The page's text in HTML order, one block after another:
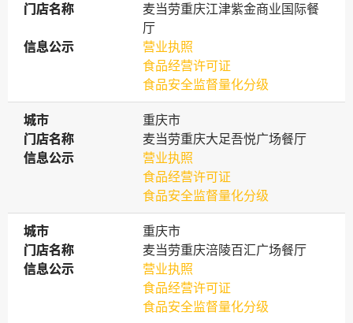
门店名称
门店名称
麦当劳重庆江津紫金商业国际餐
厅
信息公示
信息公示
营业执照
食品经营许可证
食品安全监督量化分级
城市
城市
重庆市
门店名称
门店名称
麦当劳重庆大足吾悦广场餐厅
信息公示
信息公示
营业执照
食品经营许可证
食品安全监督量化分级
城市
城市
重庆市
门店名称
门店名称
麦当劳重庆涪陵百汇广场餐厅
信息公示
信息公示
营业执照
食品经营许可证
食品安全监督量化分级